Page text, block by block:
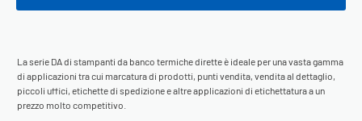
La serie DA di stampanti da banco termiche dirette è ideale per una vasta gamma
di applicazioni tra cui marcatura di prodotti, punti vendita, vendita al dettaglio,
piccoli uffici, etichette di spedizione e altre applicazioni di etichettatura a un
prezzo molto competitivo.